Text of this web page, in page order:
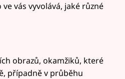
vás vyvolává, jaké různé
obrazů, okamžiků, které
případně v průběhu